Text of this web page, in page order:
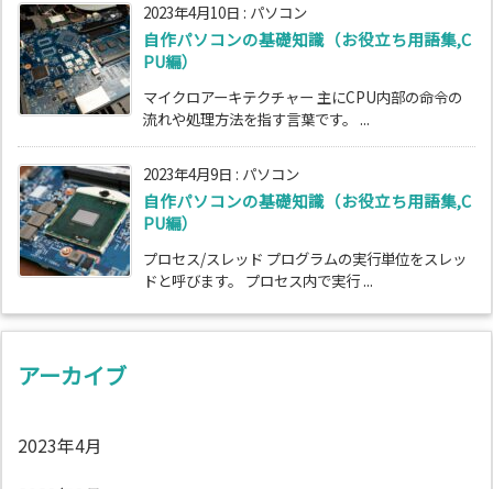
2023年4月10日 : パソコン
自作パソコンの基礎知識（お役立ち用語集,C
PU編）
マイクロアーキテクチャー 主にCPU内部の命令の
流れや処理方法を指す言葉です。 ...
2023年4月9日 : パソコン
自作パソコンの基礎知識（お役立ち用語集,C
PU編）
プロセス/スレッド プログラムの実行単位をスレッ
ドと呼びます。 プロセス内で実行 ...
アーカイブ
2023年4月